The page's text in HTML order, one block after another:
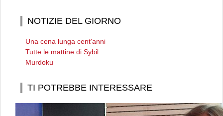
NOTIZIE DEL GIORNO
Una cena lunga cent'anni
Tutte le mattine di Sybil
Murdoku
TI POTREBBE INTERESSARE